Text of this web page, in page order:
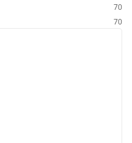
70
70